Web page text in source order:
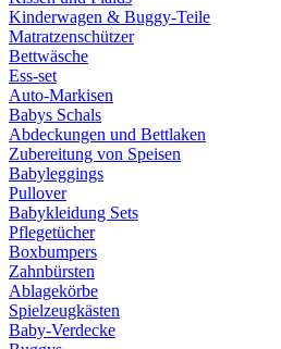
Kinderwagen & Buggy-Teile
Matratzenschützer
Bettwäsche
Ess-set
Auto-Markisen
Babys Schals
Abdeckungen und Bettlaken
Zubereitung von Speisen
Babyleggings
Pullover
Babykleidung Sets
Pflegetücher
Boxbumpers
Zahnbürsten
Ablagekörbe
Spielzeugkästen
Baby-Verdecke